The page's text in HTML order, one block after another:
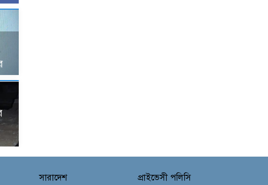
সারাদেশ
প্রাইভেসী পলিসি